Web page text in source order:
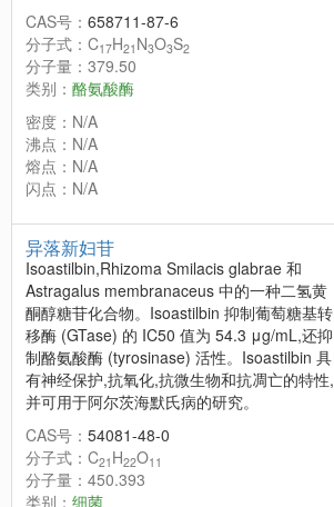
CAS号： 658711-87-6
分子式：C17H21 N3O3S2
分子量：379.50
类别： 酪氨酸酶
密度：N/A
沸点：N/A
熔点：N/A
闪点：N/A
异落新妇苷
Isoastilbin,Rhizoma Smilacis glabrae 和
Astragalus membranaceus 中的一种二氢黄
酮醇糖苷化合物。Isoastilbin 抑制葡萄糖基转
移酶 (GTase) 的 IC50 值为 54.3 μg/mL,还抑
制酪氨酸酶 (tyrosinase) 活性。Isoastilbin 具
有神经保护,抗氧化,抗微生物和抗凋亡的特性,
并可用于阿尔茨海默氏病的研究。
CAS号： 54081-48-0
分子式：C21 H22O11
分子量：450.393
类别： 细菌